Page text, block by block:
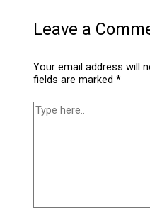
Leave a
Your email address will
fields are marked*